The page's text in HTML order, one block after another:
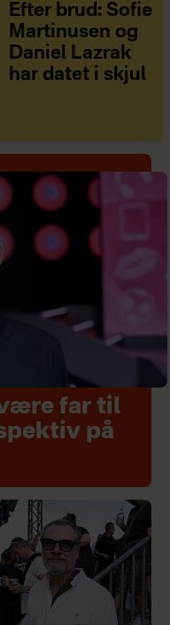
Efter brud: Sofie
Martinusen og
Daniel Lazrak
har datet i skjul
være far til
på